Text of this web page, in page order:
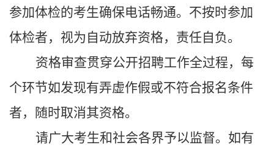
参加体检的考生确保电话畅通。不按时参加
体检者，视为自动放弃资格，责任自负。
资格审查贯穿公开招聘工作全过程，每
个环节如发现有弄虚作假或不符合报名条件
者，随时取消其资格。
请广大考生和社会各界予以监督。如有